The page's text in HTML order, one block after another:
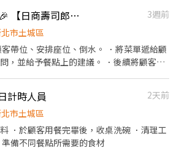
🎉時薪200 假日210🎉 【日商壽司郎】 土城日月光店-★歡迎應屆畢業生、短期工讀、長期工讀、假日工讀
3週前
市土城區
帶位、安排座位、倒水。 ．將菜單遞給顧
，並給予餐點上的建議。 ．後續將顧客點
手，處理烹飪前與烹飪中之準備工作與其
洗、剝、削、切各種食材。 ．負責清理工
．準備不同餐點所需要的食材。 ．協助測量
責擺盤、打包外帶服務。
計時人員
2天前
市土城區
．於顧客用餐完畢後，收桌洗碗 ．清理工
備不同餐點所需要的食材